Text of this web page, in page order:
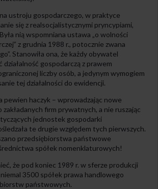
ustroju gospodarczego, w praktyce
się z realsocjalistycznymi pryncypiami,
nią wspomniana ustawa „o wolności
z grudnia 1988 r., potocznie zwana
Stanowiła ona, że każdy obywatel
działalność gospodarczą z prawem
liczby osób, a jedynym wymogiem
tej działalności do ewidencji.
pewien haczyk – wprowadzając nowe
zakładanych firm prywatnych, a nie ruszając
jednostek gospodarki
te drugie względem tych pierwszych.
przedsiębiorstwa państwowe
spółek nomenklaturowych!
że pod koniec 1989 r. w sferze produkcji
3500 spółek prawa handlowego
państwowych.